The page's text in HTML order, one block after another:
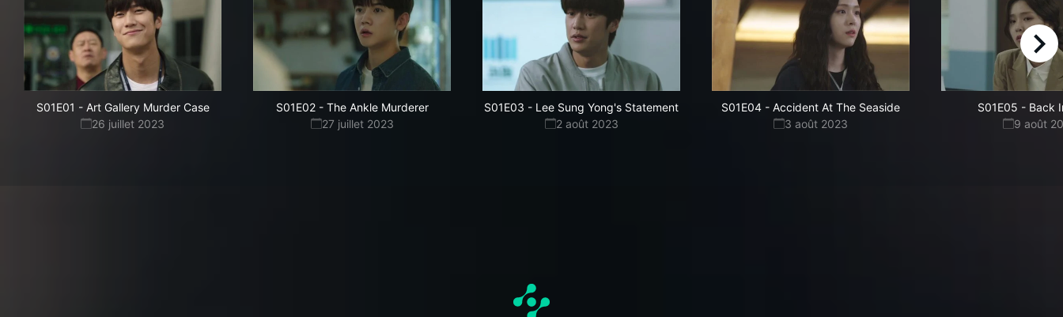
S01E01 - Art Gallery Murder Case
26 juillet 2023
S01E02- The Ankle Murderer
27 juillet 2023
S01E03 - Lee Sung Yong's Statement
2 août 2023
S01E04 - Accident At The Seaside
3 août 2023
S01E05 - Back
9 août
right